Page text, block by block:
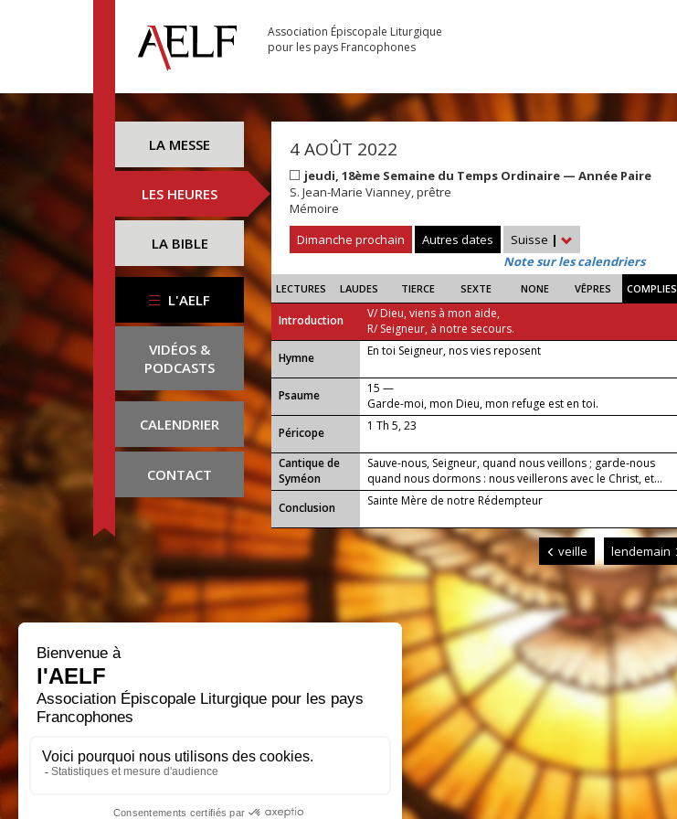
Association Épiscopale Liturgique
pour les pays Francophones
LA MESSE
LES HEURES
LA BIBLE
L'AELF
VIDÉOS &
PODCASTS
CALENDRIER
CONTACT
4 AOÛT 2022
jeudi, 18ème Semaine du Temps Ordinaire — Année Paire
S. Jean-Marie Vianney, prêtre
Mémoire
Dimanche prochain
Autres dates Suisse |
Note sur les calendriers
LECTURES LAUDES TIERCE SEXTE NONE VÊPRES COMPLIES
Introduction
V/ Dieu, viens à mon aide,
R/ Seigneur, à notre secours.
...
Hymne En toi Seigneur, nos vies reposent
Psaume
15 —
Garde-moi, mon Dieu, mon refuge est en toi.
Péricope
1 Th 5, 23
Cantique de
Syméon
Sauve-nous, Seigneur, quand nous veillons ; garde-nous
quand nous dormons : nous veillerons avec le Christ, et...
Conclusion
Sainte Mère de notre Rédempteur
veille lendemain